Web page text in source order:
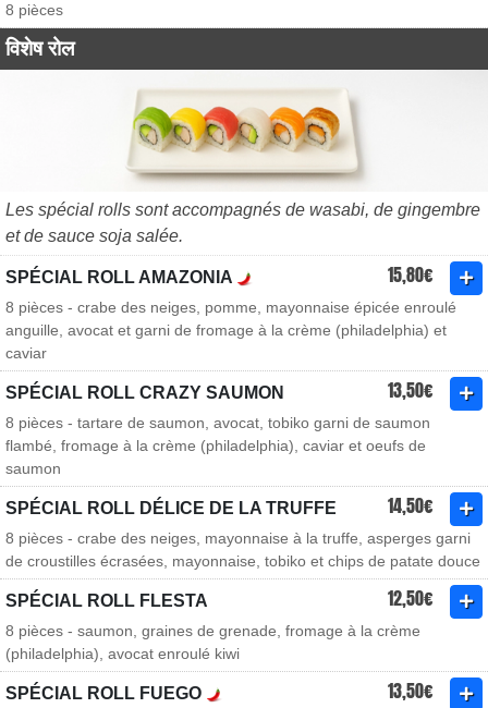
8 pièces
विशेष रोल
Les spécial rolls sont accompagnés de wasabi, de gingembre
et de sauce soja salée.
SPÉCIAL ROLL AMAZONIA 15,80€
8 pièces - crabe des neiges, pomme, mayonnaise épicée enroulé
anguille, avocat et garni de fromage à la crème (philadelphia) et
caviar
SPÉCIAL ROLL CRAZY SAUMON 13,50€
8 pièces - tartare de saumon, avocat, tobiko garni de saumon
flambé, fromage à la crème (philadelphia), caviar et oeufs de
saumon
SPÉCIAL ROLL DÉLICE DE LA TRUFFE 14,50€
8 pièces - crabe des neiges, mayonnaise à la truffe, asperges garni
de croustilles écrasées, mayonnaise, tobiko et chips de patate douce
SPÉCIAL ROLL FLESTA 12,50€
8 pièces - saumon, graines de grenade, fromage à la crème
(philadelphia), avocat enroulé kiwi
SPÉCIAL ROLL FUEGO 13,50€